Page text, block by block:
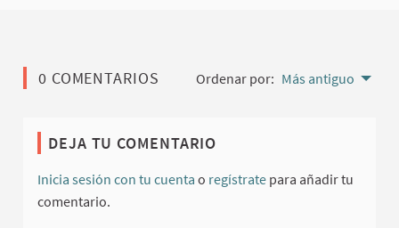
0 COMENTARIOS Ordenar por: Más antiguo
DEJA TU COMENTARIO
Inicia sesión con tu cuenta o regístrate para añadir tu
comentario.